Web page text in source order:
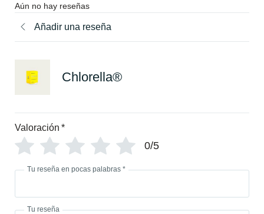
Aún no hay reseñas
Añadir una reseña
Chlorella®
Valoración *
0/5
Tu reseña en pocas palabras *
Tu reseña